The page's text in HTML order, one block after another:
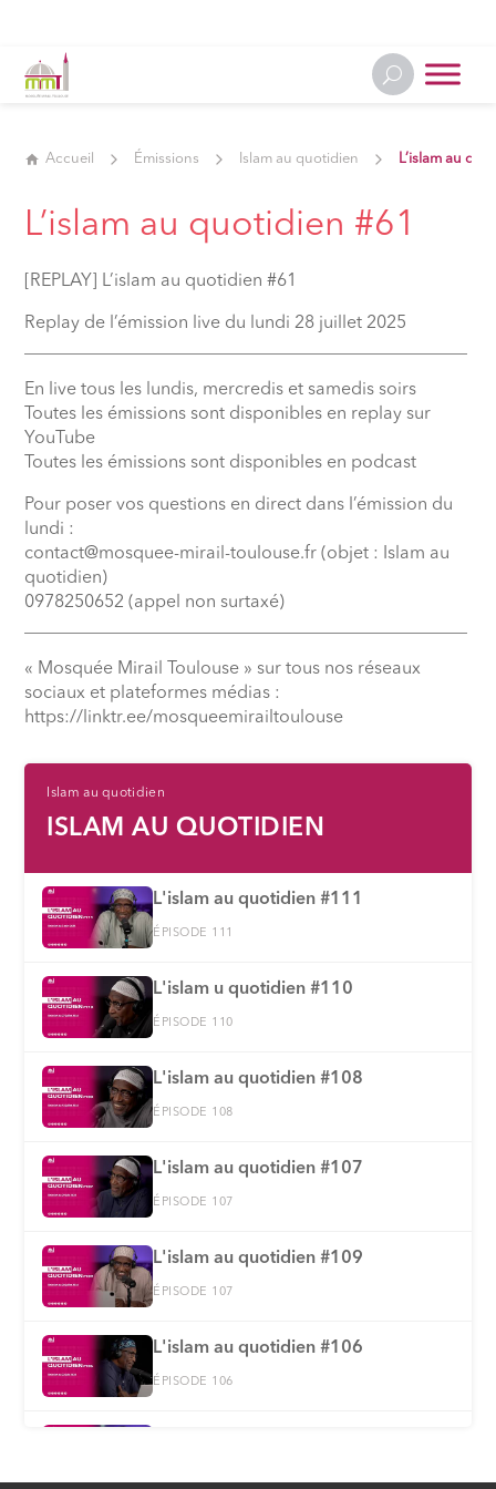
Accueil Émissions Islam au quotidien L’islam au
L’islam au quotidien #61
[REPLAY] L’islam au quotidien #61
Replay de l’émission live du lundi 28 juillet 2025
En live tous les lundis, mercredis et samedis soirs
Toutes les émissions sont disponibles en replay sur
YouTube
Toutes les émissions sont disponibles en podcast
Pour poser vos questions en direct dans l’émission du
lundi :
contact@mosquee-mirail-toulouse.fr (objet : Islam au
quotidien)
0978250652 (appel non surtaxé)
« Mosquée Mirail Toulouse » sur tous nos réseaux
sociaux et plateformes médias :
⁠https://linktr.ee/mosqueemirailtoulouse
Islam au quotidien
ISLAM AU QUOTIDIEN
L'islam au quotidien #111
ÉPISODE 111
L'islam u quotidien #110
ÉPISODE 110
L'islam au quotidien #108
ÉPISODE 108
L'islam au quotidien #107
ÉPISODE 107
L'islam au quotidien #109
ÉPISODE 107
L'islam au quotidien #106
ÉPISODE 106